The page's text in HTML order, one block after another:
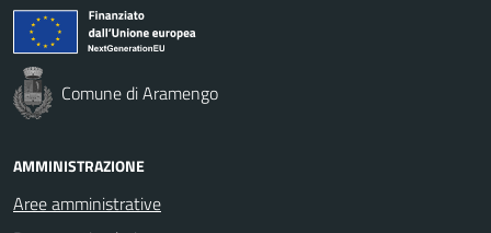
Comune di Aramengo
AMMINISTRAZIONE
Aree amministrative